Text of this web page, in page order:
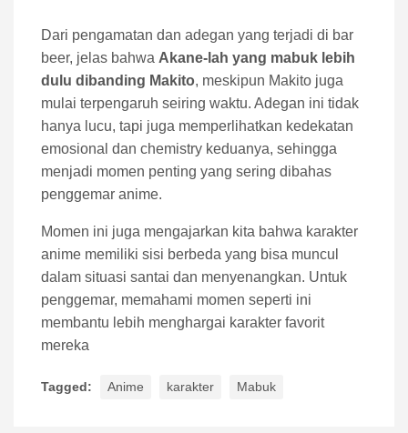
Dari pengamatan dan adegan yang terjadi di bar
beer, jelas bahwa Akane-lah yang mabuk lebih
dulu dibanding Makito, meskipun Makito juga
mulai terpengaruh seiring waktu. Adegan ini tidak
hanya lucu, tapi juga memperlihatkan kedekatan
emosional dan chemistry keduanya, sehingga
menjadi momen penting yang sering dibahas
penggemar anime.
Momen ini juga mengajarkan kita bahwa karakter
anime memiliki sisi berbeda yang bisa muncul
dalam situasi santai dan menyenangkan. Untuk
penggemar, memahami momen seperti ini
membantu lebih menghargai karakter favorit
mereka
Tagged: Anime karakter Mabuk